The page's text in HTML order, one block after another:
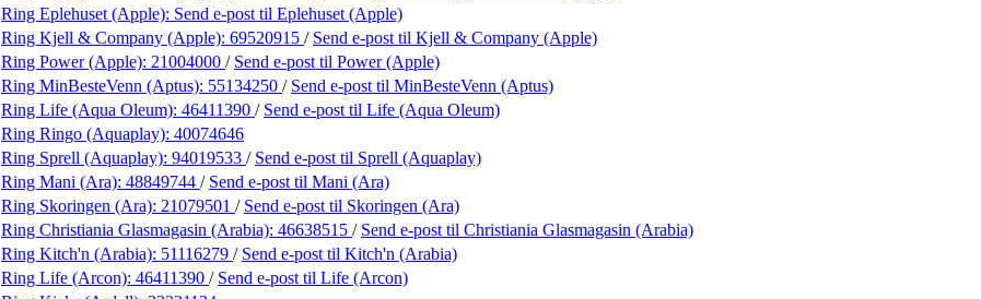
Ring Eplehuset (Apple): Send e-post til Eplehuset (Apple)
Ring Kjell & Company (Apple): 69520915 / Send e-post til Kjell & Company (Apple)
Ring Power (Apple): 21004000 / Send e-post til Power (Apple)
Ring MinBesteVenn (Aptus): 55134250 / Send e-post til MinBesteVenn (Aptus)
Ring Life (Aqua Oleum): 46411390 / Send e-post til Life (Aqua Oleum)
Ring Ringo (Aquaplay): 40074646
Ring Sprell (Aquaplay): 94019533 / Send e-post til Sprell (Aquaplay)
Ring Mani (Ara): 48849744 / Send e-post til Mani (Ara)
Ring Skoringen (Ara): 21079501 / Send e-post til Skoringen (Ara)
Ring Christiania Glasmagasin (Arabia): 46638515 / Send e-post til Christiania Glasmagasin (Arabia)
Ring Kitch'n (Arabia): 51116279 / Send e-post til Kitch'n (Arabia)
Ring Life (Arcon): 46411390 / Send e-post til Life (Arcon)